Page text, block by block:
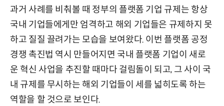
과거 사례를 비춰볼 때 정부의 플랫폼 기업 규제는 항상
국내 기업들에게만 엄격하고 해외 기업들은 규제하지 못
하고 질질 끌려가는 모습을 보여왔다. 이번 플랫폼 공정
경쟁 촉진법 역시 만들어지면 국내 플랫폼 기업이 새로
운 혁신 사업을 추진할 때마다 걸림돌이 되고, 그 사이 국
내 규제를 무시하는 해외 기업들이 세를 넓히도록 하는
역할을 할 것으로 보인다.